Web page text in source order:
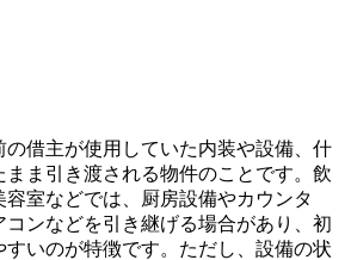
の借主が使用していた内装や設備、什
まま引き渡される物件のことです。飲
容室などでは、厨房設備やカウンタ
コンなどを引き継げる場合があり、初
すいのが特徴です。ただし、設備の状